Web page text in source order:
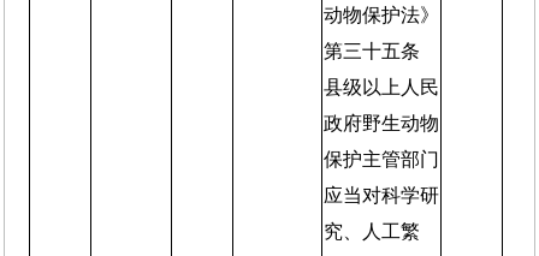
动物保护法》
第三十五条
县级以上人民
政府野生动物
保护主管部门
应当对科学研
究、人工繁